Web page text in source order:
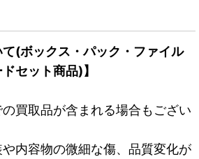
て(ボックス・パック・ファイル
セット商品)】
買取品が含まれる場合もござい
内容物の微細な傷、品質変化が